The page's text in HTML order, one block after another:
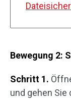
Bewegung 2:
Schritt 1.
und gehen Sie